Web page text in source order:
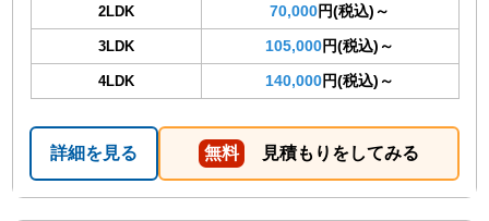
2LDK 70,000円(税込)～
3LDK 105,000円(税込)～
4LDK 140,000円(税込)～
詳細を見る 無料 見積もりをしてみる